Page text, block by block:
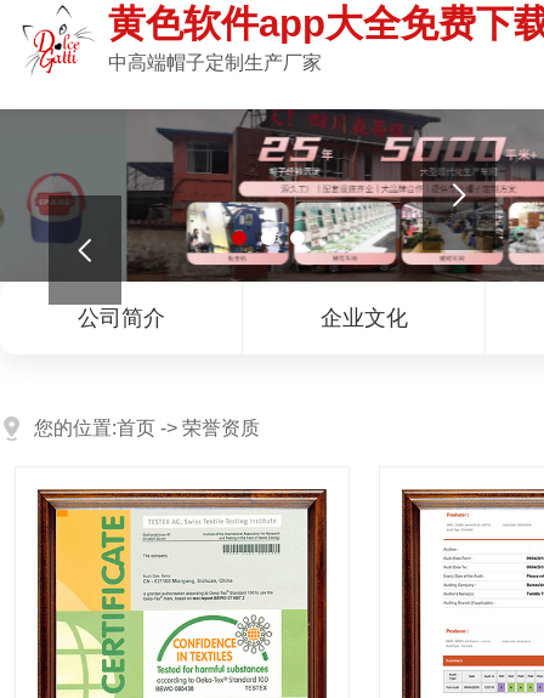
黄色软件app大全免费下
中高端帽子定制生产厂家


公司简介 企业文化
您的位置:首页 -> 荣誉资质